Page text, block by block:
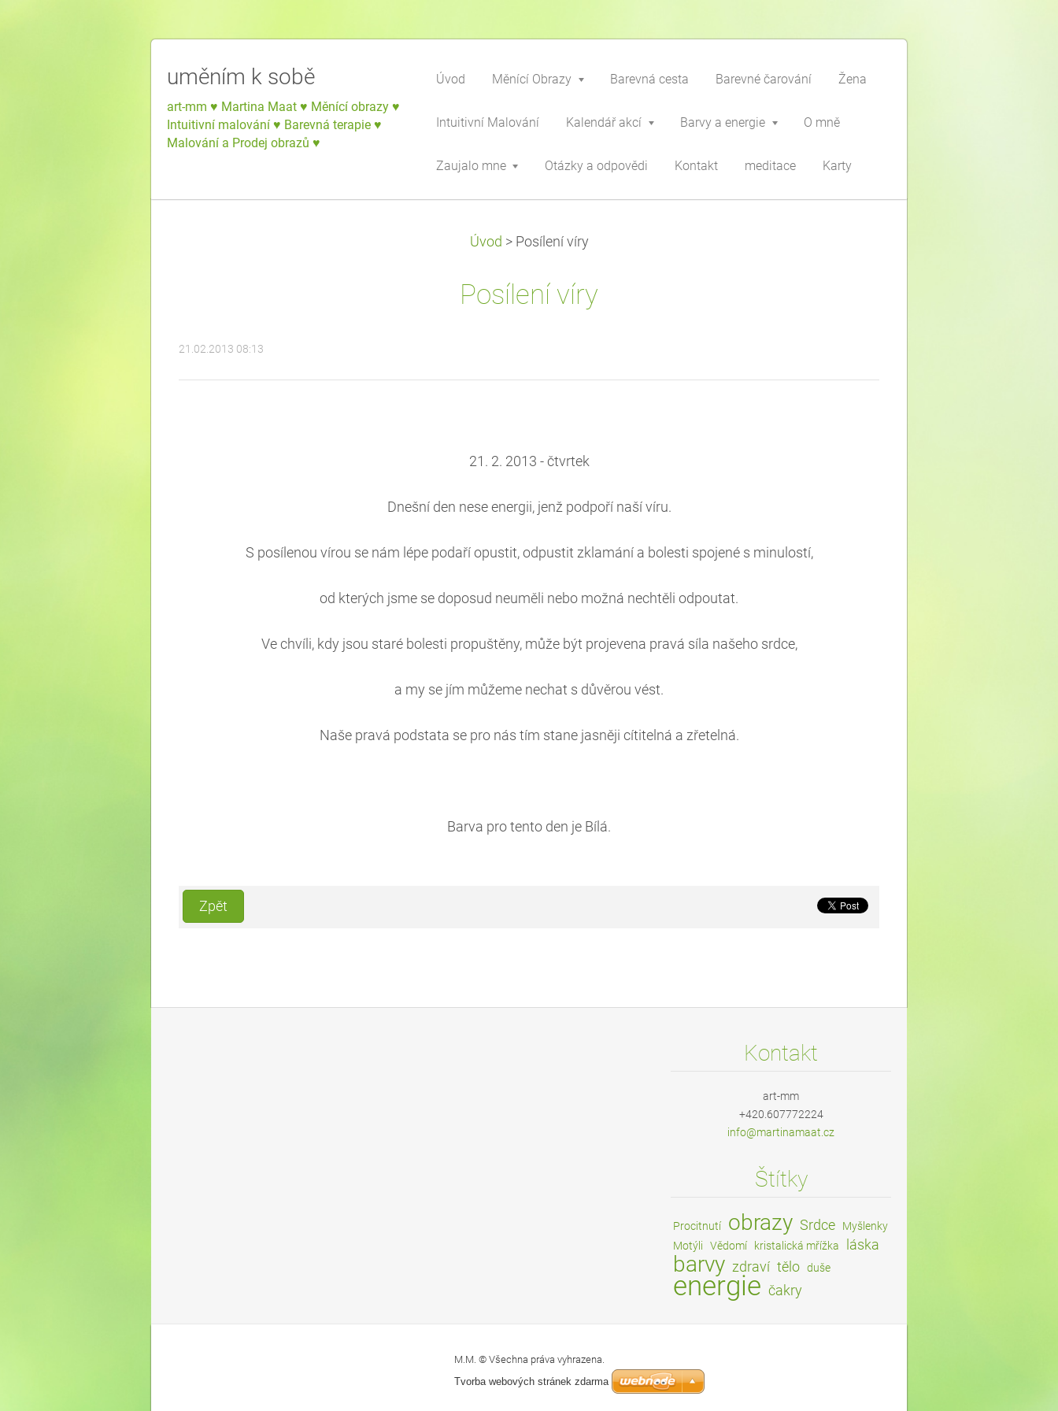
uměním k sobě
art-mm ♥ Martina Maat ♥ Měnící obrazy ♥
Intuitivní malování ♥ Barevná terapie ♥
Malování a Prodej obrazů ♥
Úvod Měnící Obrazy Barevná cesta Barevné čarování Žena
Intuitivní Malování Kalendář akcí Barvy a energie O mně
Zaujalo mne Otázky a odpovědi Kontakt meditace Karty
Úvod > Posílení víry
Posílení víry
21.02.2013 08:13
21. 2. 2013 - čtvrtek
Dnešní den nese energii, jenž podpoří naší víru.
S posílenou vírou se nám lépe podaří opustit, odpustit zklamání a bolesti spojené s minulostí,
od kterých jsme se doposud neuměli nebo možná nechtěli odpoutat.
Ve chvíli, kdy jsou staré bolesti propuštěny, může být projevena pravá síla našeho srdce,
a my se jím můžeme nechat s důvěrou vést.
Naše pravá podstata se pro nás tím stane jasněji cítitelná a zřetelná.
Barva pro tento den je Bílá.
Zpět
Kontakt
art-mm
+420.607772224
info@martinamaat .cz
Štítky
Procitnutí obrazy Srdce
Myšlenky
Motýli
Vědomí kristalická mřížka láska
barvy zdraví tělo duše
energie čakry
M.M. © Všechna práva vyhrazena.
Tvorba webových stránek zdarma